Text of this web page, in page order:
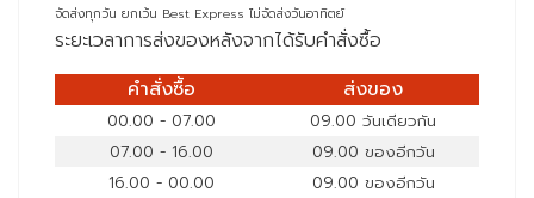
จัดส่งทุกวัน ยกเว้น Best Express ไม่จัดส่งวันอาทิตย์
ระยะเวลาการส่งของหลังจากได้รับคำสั่งซื้อ
คำสั่งซื้อ
ส่งของ
00.00 - 07.00
09.00 วันเดียวกัน
07.00 - 16.00
09.00 ของอีกวัน
16.00 - 00.00
09.00 ของอีกวัน